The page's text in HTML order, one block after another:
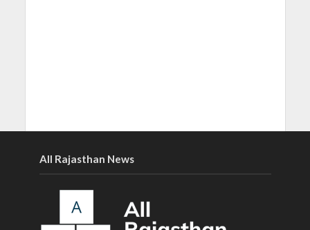
All Rajasthan News